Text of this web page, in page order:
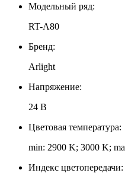
Модельный ряд:
RT-A80
Бренд:
Arlight
Напряжение:
24 В
Цветовая температура:
min: 2900 K; 3000 K;
Индекс цветопередачи: